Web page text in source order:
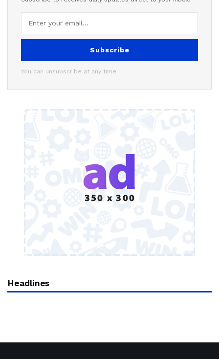
Subscribe
You can unsubscribe at any time
Headlines